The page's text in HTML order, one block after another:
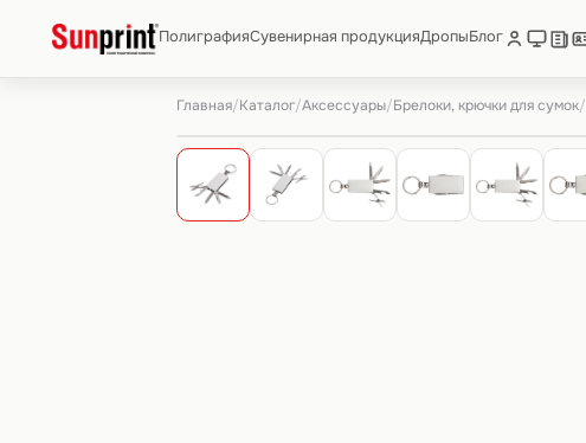
ПолиграфияСувенирная продукцияДропыБлог
Главная/Каталог/Аксессуары/Брелоки, крючки для сумок/